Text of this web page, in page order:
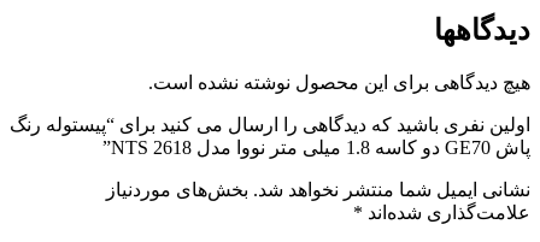
دیدگاهها
هیچ دیدگاهی برای این محصول نوشته نشده است.
اولین نفری باشید که دیدگاهی را ارسال می کنید برای “پیستوله رنگ
پاش GE70 دو کاسه 1.8 میلی متر نووا مدل NTS 2618”
نشانی ایمیل شما منتشر نخواهد شد. بخش‌های موردنیاز
علامت‌گذاری شده‌اند *